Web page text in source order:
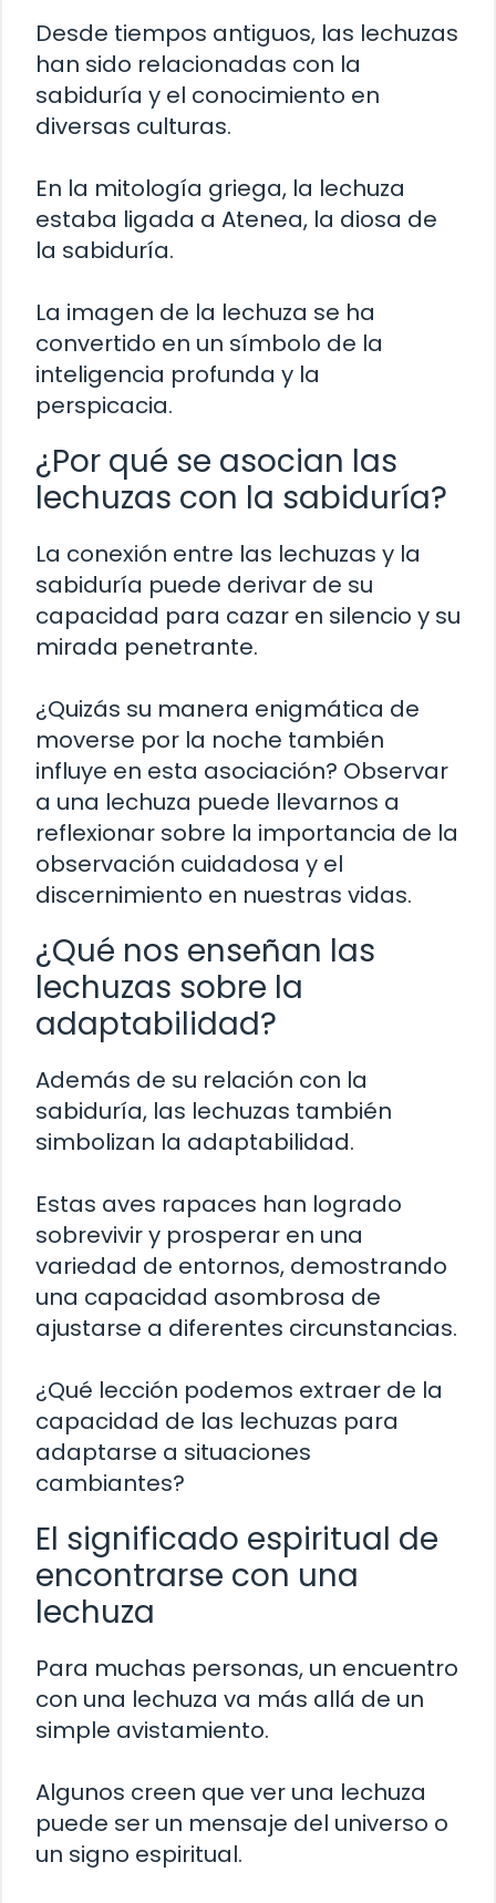
Desde tiempos antiguos, las lechuzas
han sido relacionadas con la
sabiduría y el conocimiento en
diversas culturas.
En la mitología griega, la lechuza
estaba ligada a Atenea, la diosa de
la sabiduría.
La imagen de la lechuza se ha
convertido en un símbolo de la
inteligencia profunda y la
perspicacia.
¿Por qué se asocian las
lechuzas con la sabiduría?
La conexión entre las lechuzas y la
sabiduría puede derivar de su
capacidad para cazar en silencio y su
mirada penetrante.
¿Quizás su manera enigmática de
moverse por la noche también
influye en esta asociación? Observar
a una lechuza puede llevarnos a
reflexionar sobre la importancia de la
observación cuidadosa y el
discernimiento en nuestras vidas.
¿Qué nos enseñan las
lechuzas sobre la
adaptabilidad?
Además de su relación con la
sabiduría, las lechuzas también
simbolizan la adaptabilidad.
Estas aves rapaces han logrado
sobrevivir y prosperar en una
variedad de entornos, demostrando
una capacidad asombrosa de
ajustarse a diferentes circunstancias.
¿Qué lección podemos extraer de la
capacidad de las lechuzas para
adaptarse a situaciones
cambiantes?
El significado espiritual de
encontrarse con una
lechuza
Para muchas personas, un encuentro
con una lechuza va más allá de un
simple avistamiento.
Algunos creen que ver una lechuza
puede ser un mensaje del universo o
un signo espiritual.